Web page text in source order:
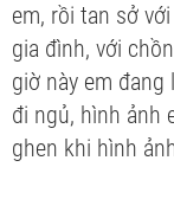
em, rồi tan sở
gia đình, với
giờ này em
đi ngủ, hình ảnh
ghen khi hình